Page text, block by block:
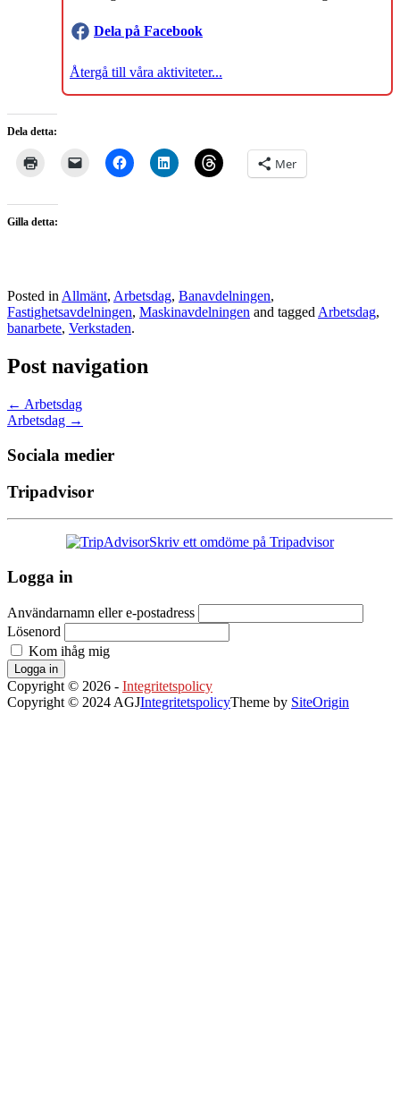
Dela på Facebook
Återgå till våra aktiviteter...
Dela detta:
Mer
Gilla detta:
Posted in Allmänt, Arbetsdag, Banavdelningen,
Fastighetsavdelningen, Maskinavdelningen and tagged Arbetsdag,
banarbete, Verkstaden.
Post navigation
← Arbetsdag
Arbetsdag →
Sociala medier
Tripadvisor
Skriv ett omdöme på Tripadvisor
Logga in
Användarnamn eller e-postadress
Lösenord
Kom ihåg mig
Logga in
Copyright © 2026 - Integritetspolicy
Copyright © 2024 AGJIntegritetspolicyTheme by SiteOrigin